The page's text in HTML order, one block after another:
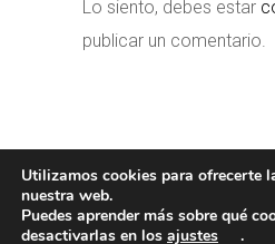
Lo siento, debes estar
publicar un comentario.
POLÍTICA DE
Utilizamos cookies para ofrecerte
nuestra web.
Puedes aprender más sobre qué
desactivarlas en los ajustes .